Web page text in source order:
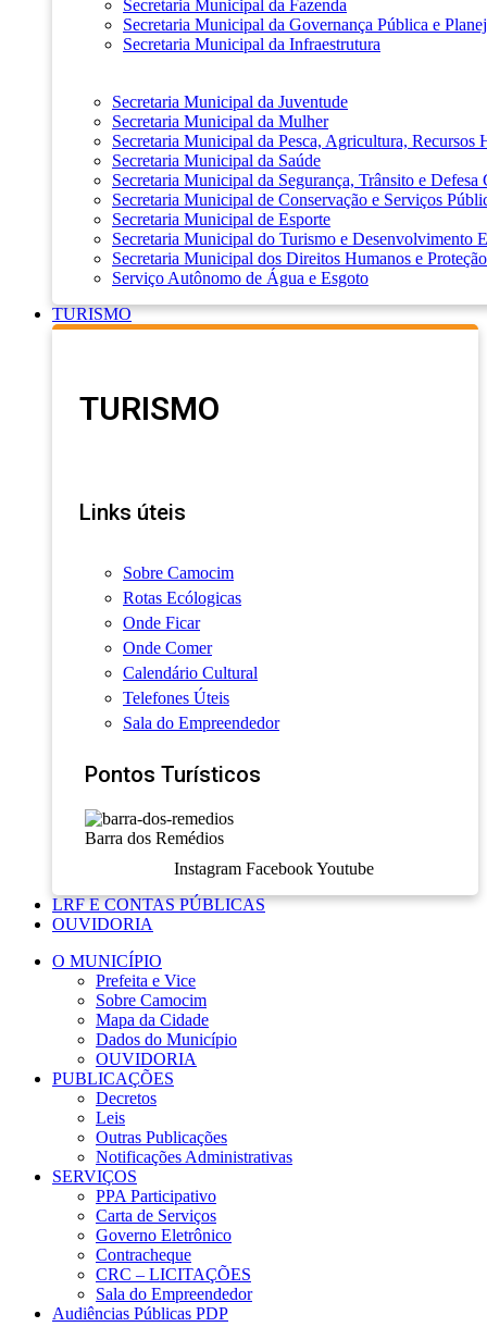
Secretaria Municipal da Fazenda
Secretaria Municipal da Governança Pública e
Secretaria Municipal da Infraestrutura
Secretaria Municipal da Juventude
Secretaria Municipal da Mulher
Secretaria Municipal da Pesca, Agricultura, Recursos
Secretaria Municipal da Saúde
Secretaria Municipal da Segurança, Trânsito e Defesa
Secretaria Municipal de Conservação e Serviços
Secretaria Municipal de Esporte
Secretaria Municipal do Turismo e Desenvolvimento
Secretaria Municipal dos Direitos Humanos e
Serviço Autônomo de Água e Esgoto
TURISMO
TURISMO
Links úteis
Sobre Camocim
Rotas Ecólogicas
Onde Ficar
Onde Comer
Calendário Cultural
Telefones Úteis
Sala do Empreendedor
Pontos Turísticos
Barra dos Remédios
Instagram Facebook Youtube
LRF E CONTAS PÚBLICAS
OUVIDORIA
O MUNICÍPIO
Prefeita e Vice
Sobre Camocim
Mapa da Cidade
Dados do Município
OUVIDORIA
PUBLICAÇÕES
Decretos
Leis
Outras Publicações
Notificações Administrativas
SERVIÇOS
PPA Participativo
Carta de Serviços
Governo Eletrônico
Contracheque
CRC – LICITAÇÕES
Sala do Empreendedor
Audiências Públicas PDP